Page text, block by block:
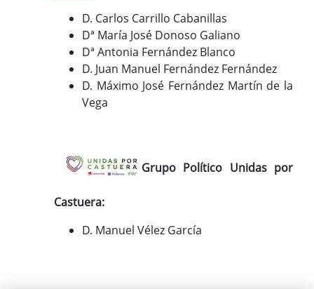
D. Carlos Carrillo Cabanillas
Dª María José Donoso Galiano
Dª Antonia Fernández Blanco
D. Juan Manuel Fernández Fernández
D. Máximo José Fernández Martín de la
Vega
Grupo Político Unidas por
Castuera:
D. Manuel Vélez García